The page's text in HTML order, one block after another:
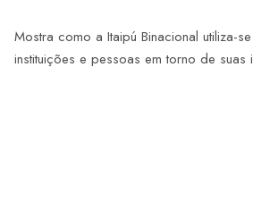
Mostra como a Itaipú Binacional utiliza-
instituições e pessoas em torno de